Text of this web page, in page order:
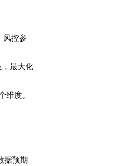
风控参
，最大化
维度。
据预期